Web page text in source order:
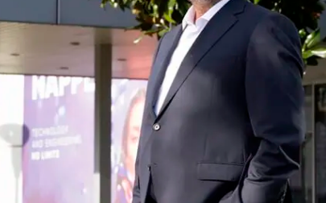
B
Beneficios